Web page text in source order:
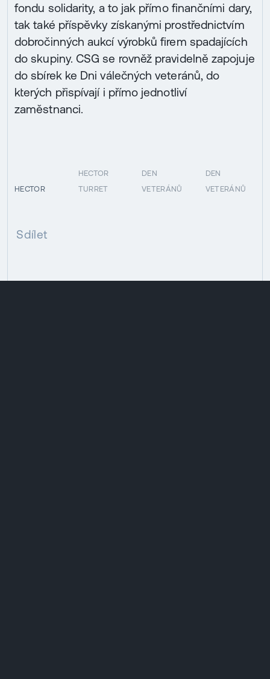
fondu solidarity, a to jak přímo finančními dary,
tak také příspěvky získanými prostřednictvím
dobročinných aukcí výrobků firem spadajících
do skupiny. CSG se rovněž pravidelně zapojuje
do sbírek ke Dni válečných veteránů, do
kterých přispívají i přímo jednotliví
zaměstnanci.
HECTOR
HECTOR
TURRET
DEN
VETERÁNŮ
DEN
VETERÁNŮ
Sdílet